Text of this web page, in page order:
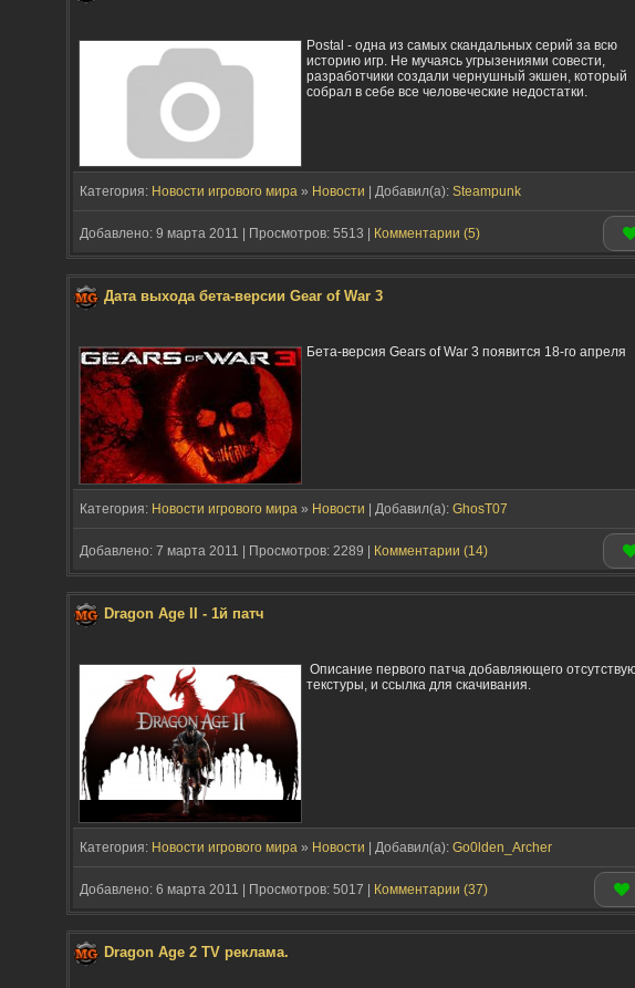
Postal - одна из самых скандальных серий за всю
историю игр. Не мучаясь угрызениями совести,
разработчики создали чернушный экшен, который
собрал в себе все человеческие недостатки.
Категория: Новости игрового мира » Новости | Добавил(a): Steampunk
Добавлено: 9 марта 2011 | Просмотров: 5513 | Комментарии (5)
Дата выхода бета-версии Gear of War 3
Бета-версия Gears of War 3 появится 18-го апреля
Категория: Новости игрового мира » Новости | Добавил(a): GhosT07
Добавлено: 7 марта 2011 | Просмотров: 2289 | Комментарии (14)
Dragon Age II - 1й патч
Описание первого патча добавляющего
текстуры, и ссылка для скачивания.
Категория: Новости игрового мира » Новости | Добавил(a): Go0lden_Archer
Добавлено: 6 марта 2011 | Просмотров: 5017 | Комментарии (37)
Dragon Age 2 TV реклама.